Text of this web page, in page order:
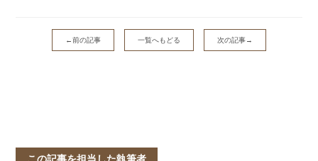
←前の記事 一覧へもどる 次の記事→